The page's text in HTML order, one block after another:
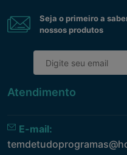
Seja o primeiro a
nossos produtos
Atendimento
E-mail: